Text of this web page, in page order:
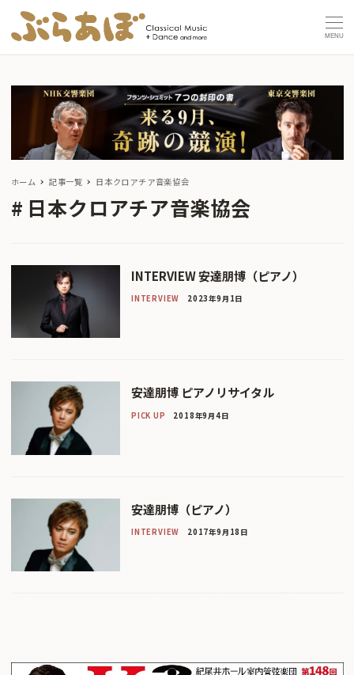
MENU
ホーム 記事一覧 日本クロアチア音楽協会
日本クロアチア音楽協会
INTERVIEW 安達朋博（ピアノ）
INTERVIEW 2023年9月1日
安達朋博 ピアノリサイタル
PICK UP 2018年9月4日
安達朋博（ピアノ）
INTERVIEW 2017年9月18日